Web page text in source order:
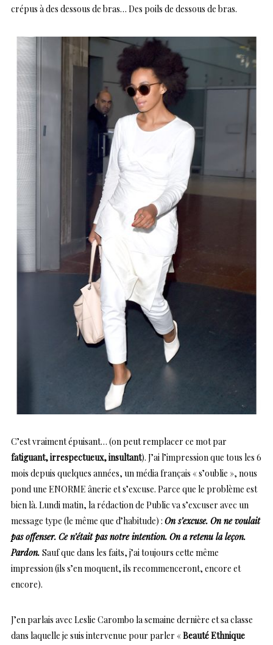
crépus à des dessous de bras… Des poils de dessous de bras.
C’est vraiment épuisant… (on peut remplacer ce mot par
fatiguant, irrespectueux, insultant). J’ai l’impression que tous les 6
mois depuis quelques années, un média français « s’oublie », nous
pond une ENORME ânerie et s’excuse. Parce que le problème est
bien là. Lundi matin, la rédaction de Public va s’excuser avec un
message type (le même que d’habitude) : On s’excuse. On ne voulait
pas offenser. Ce n’était pas notre intention. On a retenu la leçon.
Pardon. Sauf que dans les faits, j’ai toujours cette même
impression (ils s’en moquent, ils recommenceront, encore et
encore).
J’en parlais avec Leslie Carombo la semaine dernière et sa classe
dans laquelle je suis intervenue pour parler «Beauté Ethnique